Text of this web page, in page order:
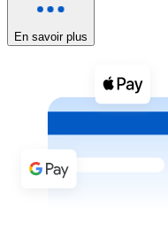
Voir toutes
Coupons crypto
Achetez des
Acheter avec
Virement SEPA
En savoir plus